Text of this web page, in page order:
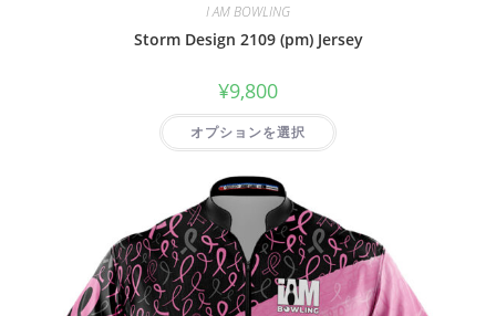
I AM BOWLING
Storm Design 2109 (pm) Jersey
¥9,800
オプションを選択